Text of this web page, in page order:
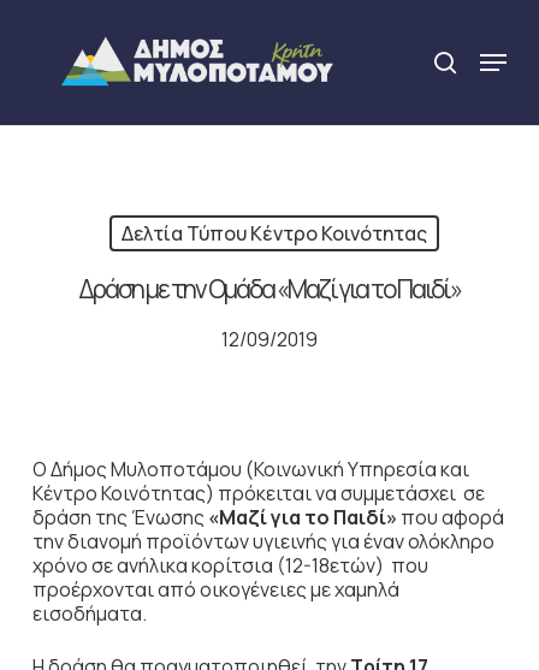
content
search
Menu
Δελτία Τύπου Κέντρο Κοινότητας
Δράση με την Ομάδα «Μαζί για το Παιδί»
12/09/2019
Ο Δήμος Μυλοποτάμου (Κοινωνική Υπηρεσία και
Κέντρο Κοινότητας) πρόκειται να συμμετάσχει σε
δράση της Ένωσης «Μαζί για το Παιδί» που αφορά
την διανομή προϊόντων υγιεινής για έναν ολόκληρο
χρόνο σε ανήλικα κορίτσια (12-18ετών) που
προέρχονται από οικογένειες με χαμηλά
εισοδήματα.
Close